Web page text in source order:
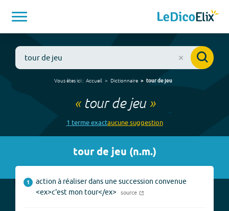
Vous êtes ici : Accueil Dictionnaire tour de jeu
« tour de jeu»
1 termeexactaucunesuggestion
tour de jeu (n.m.)
1
action à réaliser dans une succession convenue
<ex>c'est mon tour</ex>
source